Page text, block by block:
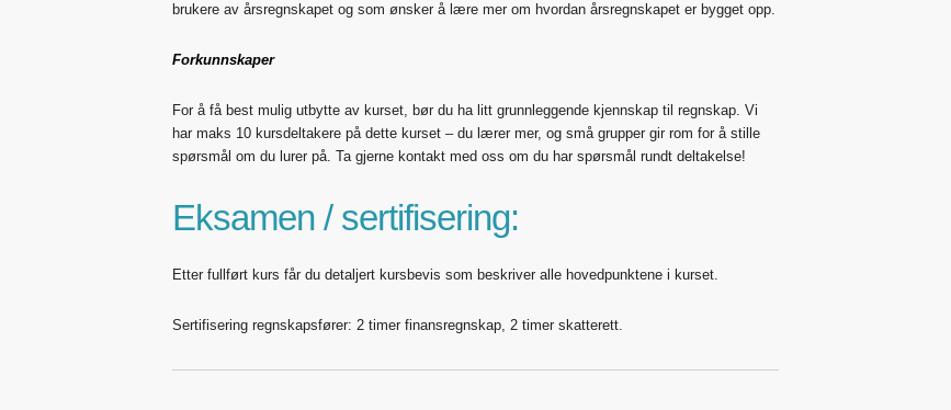
brukere av årsregnskapet og som ønsker å lære mer om hvordan årsregnskapet er bygget opp.
Forkunnskaper
For å få best mulig utbytte av kurset, bør du ha litt grunnleggende kjennskap til regnskap. Vi
har maks 10 kursdeltakere på dette kurset – du lærer mer, og små grupper gir rom for å stille
spørsmål om du lurer på. Ta gjerne kontakt med oss om du har spørsmål rundt deltakelse!
Eksamen / sertifisering:
Etter fullført kurs får du detaljert kursbevis som beskriver alle hovedpunktene i kurset.
Sertifisering regnskapsfører: 2 timer finansregnskap, 2 timer skatterett.